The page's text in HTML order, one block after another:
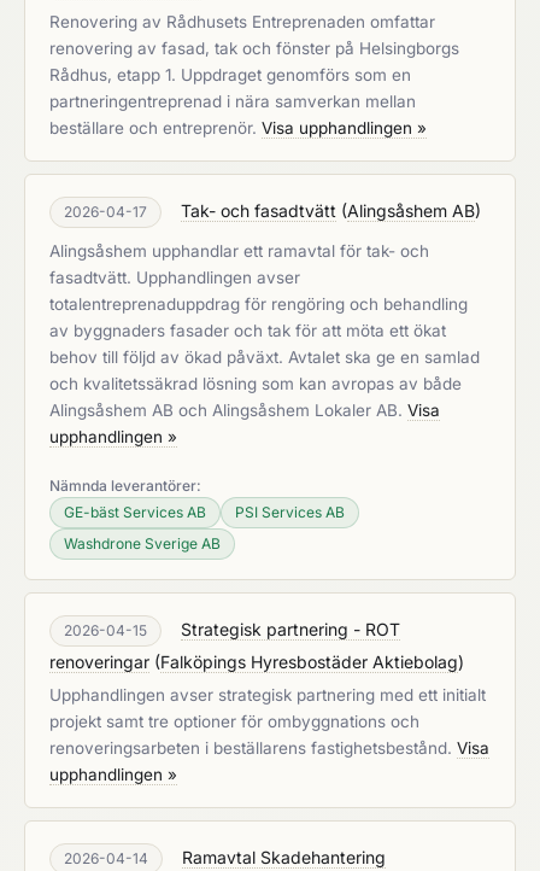
Renovering av Rådhusets Entreprenaden omfattar
renovering av fasad, tak och fönster på Helsingborgs
Rådhus, etapp 1. Uppdraget genomförs som en
partneringentreprenad i nära samverkan mellan
beställare och entreprenör. Visa upphandlingen »
2026-04-17 Tak- och fasadtvätt (Alingsåshem AB)
Alingsåshem upphandlar ett ramavtal för tak- och
fasadtvätt. Upphandlingen avser
totalentreprenaduppdrag för rengöring och behandling
av byggnaders fasader och tak för att möta ett ökat
behov till följd av ökad påväxt. Avtalet ska ge en samlad
och kvalitetssäkrad lösning som kan avropas av både
Alingsåshem AB och Alingsåshem Lokaler AB. Visa
upphandlingen »
Nämnda leverantörer:
GE-bäst Services AB
PSI Services AB
Washdrone Sverige AB
2026-04-15
Strategisk partnering - ROT
renoveringar (Falköpings Hyresbostäder Aktiebolag)
Upphandlingen avser strategisk partnering med ett initialt
projekt samt tre optioner för ombyggnations och
renoveringsarbeten i beställarens fastighetsbestånd. Visa
upphandlingen »
2026-04-14
Ramavtal Skadehantering